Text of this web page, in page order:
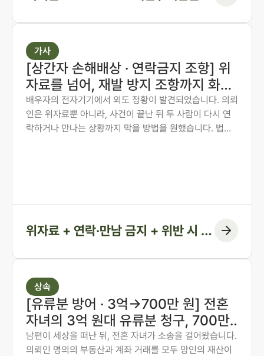
가사
[상간자 손해배상 · 연락금지 조항] 위
자료를 넘어, 재발 방지 조항까지 화해
권고결정에 담은 사례
배우자의 전자기기에서 외도 정황이 발견되었습니다. 의뢰
인은 위자료뿐 아니라, 사건이 끝난 뒤 두 사람이 다시 연
락하거나 만나는 상황까지 막을 방법을 원했습니다. 법무
위자료 + 연락·만남 금지 + 위반 시 지
상속
[유류분 방어 · 3억→700만 원] 전혼
자녀의 3억 원대 유류분 청구, 700만
원 인정에 그치게 한 사례
남편이 세상을 떠난 뒤, 전혼 자녀가 소송을 걸어왔습니다.
의뢰인 명의의 부동산과 계좌 거래를 모두 망인의 재산이